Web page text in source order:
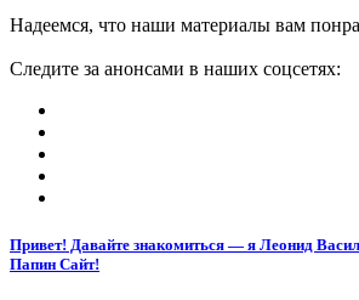
Надеемся, что наши материалы вам
Следите за анонсами в наших соцсетях:
Привет! Давайте знакомиться — я Леонид
Папин Сайт!